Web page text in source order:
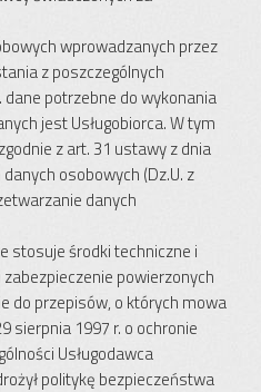
wprowadzanych przez
z poszczególnych
potrzebne do wykonania
jest Usługobiorca. W tym
z art. 31 ustawy z dnia
osobowych (Dz.U. z
danych
stosuje środki techniczne i
powierzonych
do przepisów, o których mowa
sierpnia 1997 r. o ochronie
Usługodawca
politykę bezpieczeństwa